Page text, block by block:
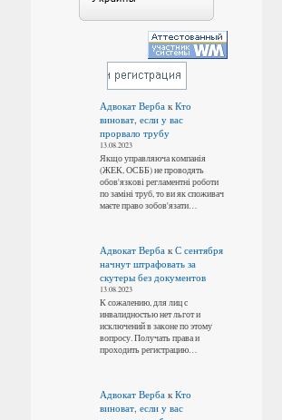
Адвокат ВербакКто
виноват, если у вас
прорвало трубу
13.08.2023
Якщо управляюча компанія
(ЖЕК, ОСББ) не проводять
обов'язкові регламентні роботи
по заміні труб, то ви як споживач
маєте право зобов'язати…
Адвокат Вербак С сентября
начнут штрафовать за
скутеры без документов
13.08.2023
К сожалению, для лиц с
инвалидностью нет льгот и
исключений в законе по этому
вопросу. Получать права и
проходить регистрацию…
Адвокат Вербак Кто
виноват, если у вас